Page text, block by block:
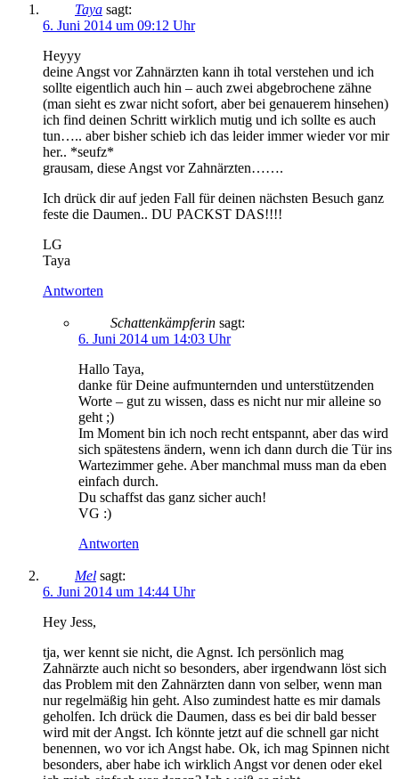
Taya sagt:
6. Juni 2014 um 09:12 Uhr
Heyyy
deine Angst vor Zahnärzten kann ih total verstehen und ich
sollte eigentlich auch hin – auch zwei abgebrochene zähne
(man sieht es zwar nicht sofort, aber bei genauerem hinsehen)
ich find deinen Schritt wirklich mutig und ich sollte es auch
tun….. aber bisher schieb ich das leider immer wieder vor mir
her.. *seufz*
grausam, diese Angst vor Zahnärzten…….
Ich drück dir auf jeden Fall für deinen nächsten Besuch ganz
feste die Daumen.. DU PACKST DAS!!!!
LG
Taya
Antworten
Schattenkämpferin sagt:
6. Juni 2014 um 14:03 Uhr
Hallo Taya,
danke für Deine aufmunternden und unterstützenden
Worte – gut zu wissen, dass es nicht nur mir alleine so
geht ;)
Im Moment bin ich noch recht entspannt, aber das wird
sich spätestens ändern, wenn ich dann durch die Tür ins
Wartezimmer gehe. Aber manchmal muss man da eben
einfach durch.
Du schaffst das ganz sicher auch!
VG :)
Antworten
Mel sagt:
6. Juni 2014 um 14:44 Uhr
Hey Jess,
tja, wer kennt sie nicht, die Agnst. Ich persönlich mag
Zahnärzte auch nicht so besonders, aber irgendwann löst sich
das Problem mit den Zahnärzten dann von selber, wenn man
nur regelmäßig hin geht. Also zumindest hatte es mir damals
geholfen. Ich drück die Daumen, dass es bei dir bald besser
wird mit der Angst. Ich könnte jetzt auf die schnell gar nicht
benennen, wo vor ich Angst habe. Ok, ich mag Spinnen nicht
besonders, aber habe ich wirklich Angst vor denen oder ekel